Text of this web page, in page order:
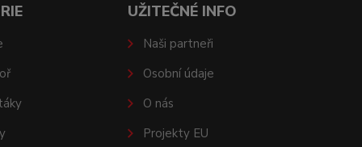
UŽITEČNÉ INFO
Naši partneři
Osobní údaje
O nás
Projekty EU